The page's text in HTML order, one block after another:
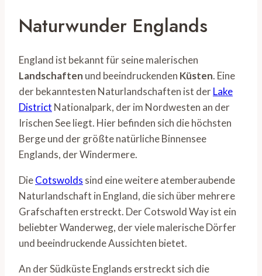
Naturwunder Englands
England ist bekannt für seine malerischen
Landschaften und beeindruckenden Küsten. Eine
der bekanntesten Naturlandschaften ist derLake
District Nationalpark, der im Nordwesten an der
Irischen See liegt. Hier befinden sich die höchsten
Berge und der größte natürliche Binnensee
Englands, der Windermere.
DieCotswolds sind eine weitere atemberaubende
Naturlandschaft in England, die sich über mehrere
Grafschaften erstreckt. Der Cotswold Way ist ein
beliebter Wanderweg, der viele malerische Dörfer
und beeindruckende Aussichten bietet.
An der Südküste Englands erstreckt sich die